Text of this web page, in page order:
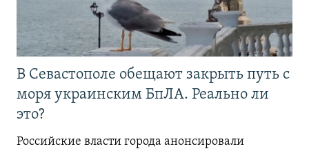
В Севастополе обещают закрыть путь с
моря украинским БпЛА. Реально ли
это?
Российские власти города анонсировали